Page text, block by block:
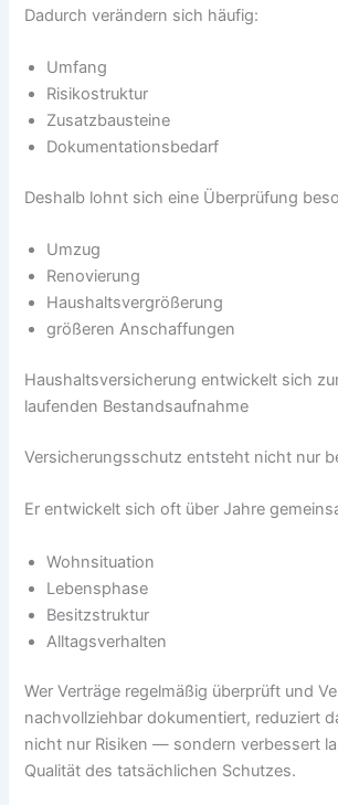
Dadurch verändern sich häufig:
Umfang
Risikostruktur
Zusatzbausteine
Dokumentationsbedarf
Deshalb lohnt sich eine Überprüfung
Umzug
Renovierung
Haushaltsvergrößerung
größeren Anschaffungen
Haushaltsversicherung entwickelt sich
laufenden Bestandsaufnahme
Versicherungsschutz entsteht nicht nur
Er entwickelt sich oft über Jahre
Wohnsituation
Lebensphase
Besitzstruktur
Alltagsverhalten
Wer Verträge regelmäßig überprüft und
nachvollziehbar dokumentiert, reduziert
nicht nur Risiken — sondern verbessert
Qualität des tatsächlichen Schutzes.